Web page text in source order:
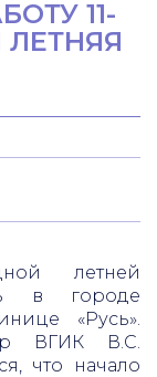
11-
летней
в городе
«Русь».
ВГИК В.С.
что начало